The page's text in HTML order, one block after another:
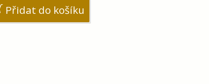
Přidat do košíku